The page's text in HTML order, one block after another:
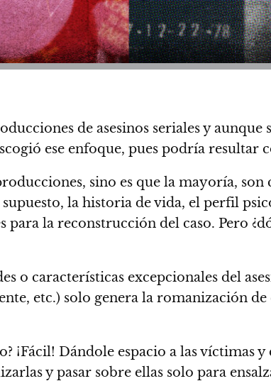
de asesinos seriales y
ese enfoque, pues podría resultar
sino es que la mayoría,
supuesto, la historia de vida, el perfil
para la reconstrucción del caso. Pero
o características excepcionales del
etc.) solo genera la romanización de
¡Fácil! Dándole espacio a las víctimas y
y pasar sobre ellas solo para